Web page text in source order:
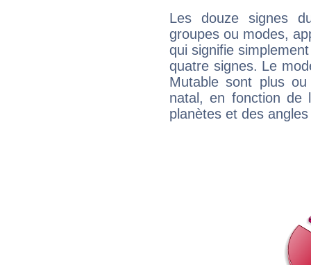
Les douze signes
groupes ou modes,
qui signifie
quatre signes. Le
Mutable sont plus
natal, en fonction de
planètes et des